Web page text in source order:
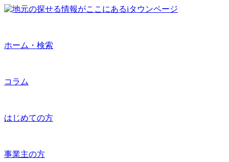
ホーム・検索
コラム
はじめての方
事業主の方